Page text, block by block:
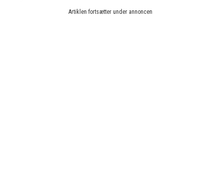
Artiklen fortsætter under annoncen